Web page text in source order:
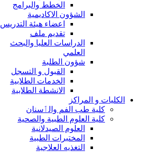
الخطط والبرامج
الشؤون الاكاديمية
اعضاء هيئة التدريس
تقديم ملف
الدراسات العليا والبحث
العلمي
شؤون الطلبة
القبول و التسجل
الخدمات الطلابية
الانشطة الطلابية
الكليات و المراكز
كلية طب الفم والٲسنان
كلية العلوم الطبية والصحية
العلوم الصيدلانية
المختبرات الطبية
التغذيه العلاجية